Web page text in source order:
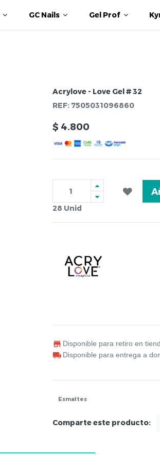
GC Nails Gel Prof
Acrylove - Love Gel # 32
REF: 7505031096860
$ 4.800
28 Unid
Disponible para retiro en
Disponible para entrega a
Esmaltes
Comparte este producto: